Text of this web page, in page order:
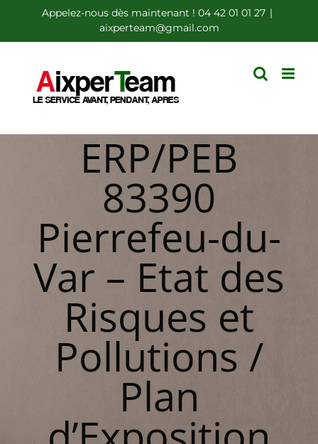
au
contenu
Appelez-nous dès maintenant ! 04 42 01 01 27 |
aixperteam@gmail.com
ERP/PEB
83390
Pierrefeu-du-
Var – Etat des
Risques et
Pollutions /
Plan